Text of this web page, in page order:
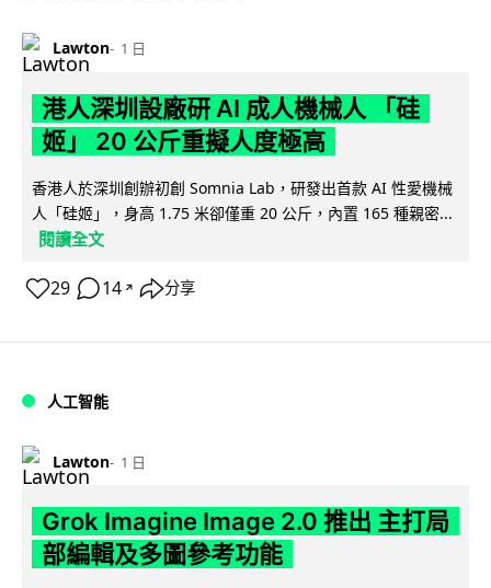
Lawton 1 日
港人深圳設廠研 AI 成人機械人 「硅
姬」 20 公斤重擬人度極高
香港人於深圳創辦初創 Somnia Lab，研發出首款 AI 性愛機械
人「硅姬」，身高 1.75 米卻僅重 20 公斤，內置 165 種親密...
閱讀全文
29 14 ↗ 分享
人工智能
Lawton 1 日
Grok Imagine Image 2.0 推出 主打局
部編輯及多圖參考功能